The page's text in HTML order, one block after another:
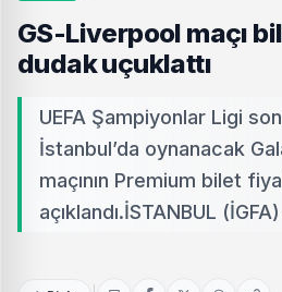
GS-Liverpool maçı
dudak uçuklattı
UEFA Şampiyonlar Ligi
İstanbul’da oynanacak
maçının Premium bilet
açıklandı.İSTANBUL